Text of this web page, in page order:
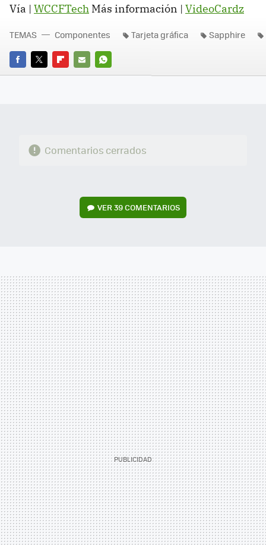
Vía | WCCFTech Más información | VideoCardz
FACEBOOK
TWITTERFLIPBOARD
E-
WHATSAPP
TEMAS Componentes Tarjeta gráfica Sapphire
Comentarios cerrados
VER39 COMENTARIOS